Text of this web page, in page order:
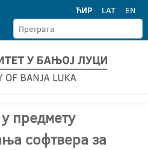
ЋИР LAT EN
предмету
софтвера за